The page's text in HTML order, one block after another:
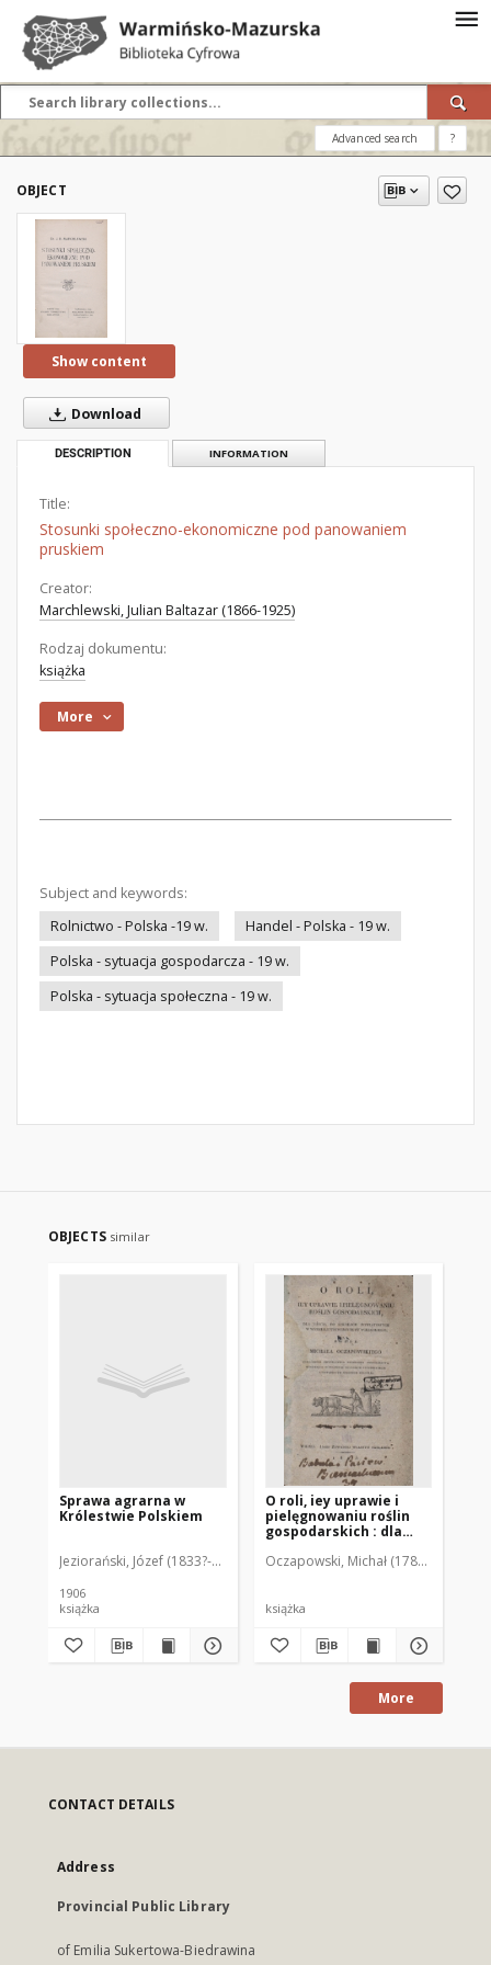
Advanced search ?
OBJECT
Show content
Download
DESCRIPTION INFORMATION
Title:
Stosunki społeczno-ekonomiczne pod panowaniem
pruskiem
Creator:
Marchlewski, Julian Baltazar (1866-1925)
Rodzaj dokumentu:
książka
More
Subject and keywords:
Rolnictwo - Polska -19 w.
Handel - Polska - 19 w.
Polska - sytuacja gospodarcza - 19 w.
Polska - sytuacja społeczna - 19 w.
OBJECTS similar
Sprawa agrarna w
Królestwie Polskiem
Jeziorański, Józef (1833?-1907)
1906
książka
O roli, iey uprawie i
pielęgnowaniu roślin
gospodarskich : dla
powiatowych w
Oczapowski, Michał (1788-1854)
książka
More
CONTACT DETAILS
Address
Provincial Public Library
of Emilia Sukertowa-Biedrawina